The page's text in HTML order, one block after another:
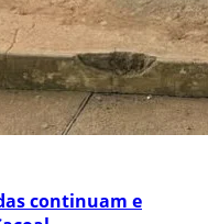
continuam e